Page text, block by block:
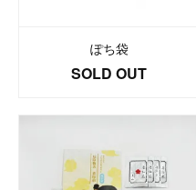
ぽち袋
SOLD OUT